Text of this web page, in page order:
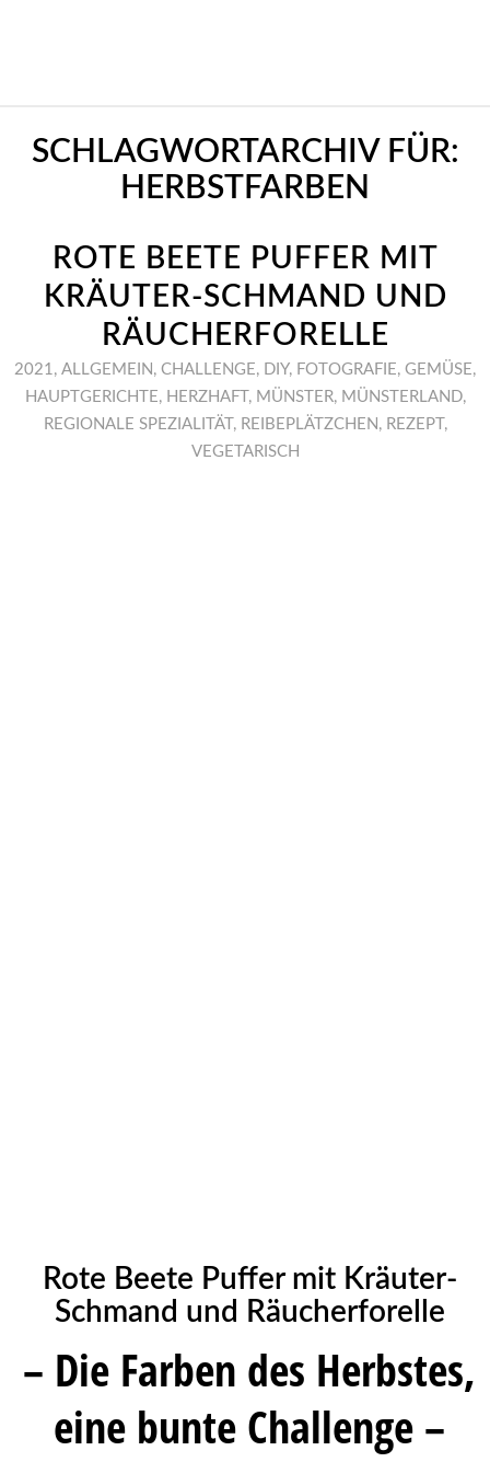
SCHLAGWORTARCHIV FÜR:
HERBSTFARBEN
ROTE BEETE PUFFER MIT
KRÄUTER-SCHMAND UND
RÄUCHERFORELLE
2021, ALLGEMEIN , CHALLENGE, DIY, FOTOGRAFIE, GEMÜSE,
HAUPTGERICHTE, HERZHAFT , MÜNSTER, MÜNSTERLAND,
REGIONALE SPEZIALITÄT , REIBEPLÄTZCHEN , REZEPT ,
VEGETARISCH
Rote Beete Puffer mit Kräuter-
Schmand und Räucherforelle
– Die Farben des Herbstes,
eine bunte Challenge –